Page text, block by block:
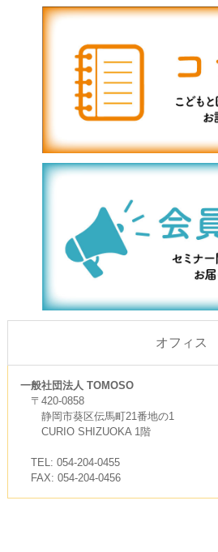
オフィス
一般社団法人 TOMOSO
〒420-0858
静岡市葵区伝馬町21番地の1
CURIO SHIZUOKA 1階
TEL: 054-204-0455
FAX: 054-204-0456